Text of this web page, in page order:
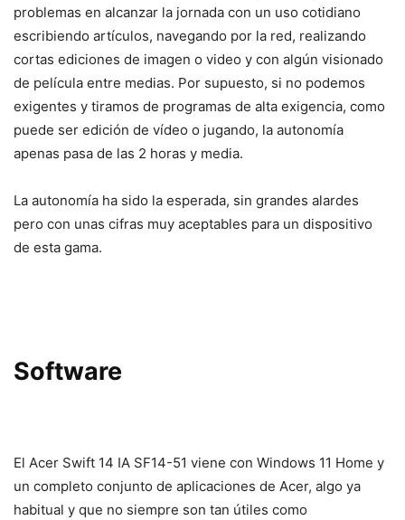
problemas en alcanzar la jornada con un uso cotidiano
escribiendo artículos, navegando por la red, realizando
cortas ediciones de imagen o video y con algún visionado
de película entre medias. Por supuesto, si no podemos
exigentes y tiramos de programas de alta exigencia, como
puede ser edición de vídeo o jugando, la autonomía
apenas pasa de las 2 horas y media.
La autonomía ha sido la esperada, sin grandes alardes
pero con unas cifras muy aceptables para un dispositivo
de esta gama.
Software
El Acer Swift 14 IA SF14-51 viene con Windows 11 Home y
un completo conjunto de aplicaciones de Acer, algo ya
habitual y que no siempre son tan útiles como